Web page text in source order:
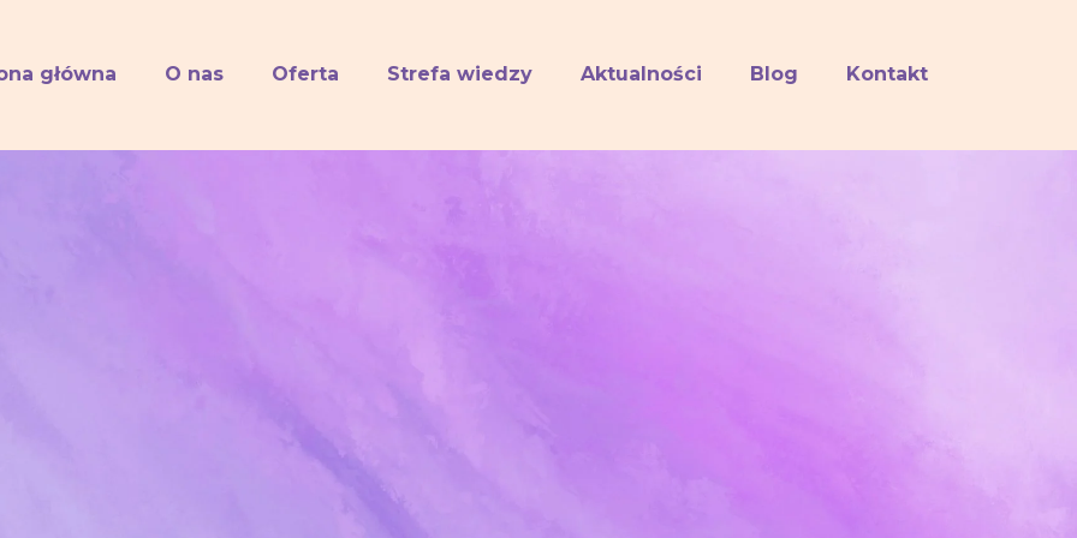
główna O nas Oferta Strefa wiedzy Aktualności Blog Kontakt